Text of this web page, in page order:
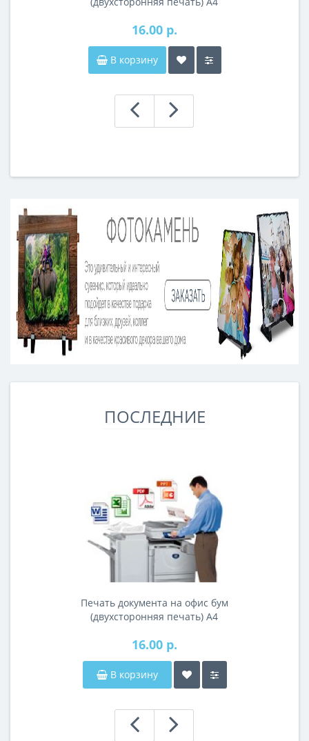
16.00 р.
В корзину
ПОСЛЕДНИЕ
Печать документа на офис бум
(двухсторонняя печать) А4
16.00 р.
В корзину